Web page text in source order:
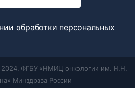
обработки персональных
ФГБУ «НМИЦ онкологии им. Н.Н.
Минздрава России